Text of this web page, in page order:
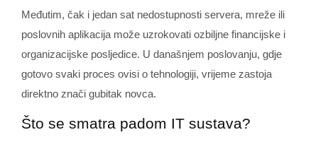
Međutim, čak i jedan sat nedostupnosti servera, mreže ili
poslovnih aplikacija može uzrokovati ozbiljne financijske i
organizacijske posljedice. U današnjem poslovanju, gdje
gotovo svaki proces ovisi o tehnologiji, vrijeme zastoja
direktno znači gubitak novca.
Što se smatra padom IT sustava?